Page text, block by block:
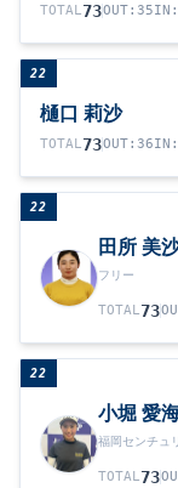
TOTAL73OUT: 35IN :
22
樋口 莉沙
TOTAL73OUT: 36IN :
22
田所 美
フリー
TOTAL73
22
小堀 愛
福岡センチュ
TOTAL73